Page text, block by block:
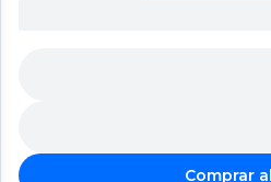
Comprar